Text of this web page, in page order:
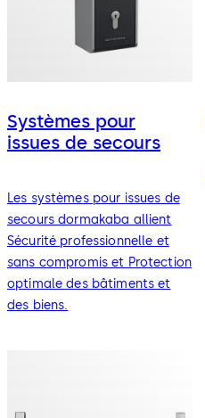
Systèmes pour
issues de secours
Les systèmes pour issues de
secours dormakaba allient
Sécurité professionnelle et
sans compromis et Protection
optimale des bâtiments et
des biens.